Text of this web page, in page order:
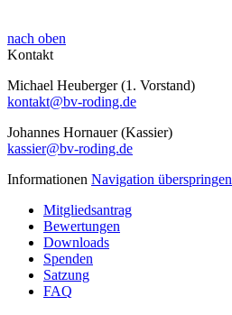
nach oben
Kontakt
Michael Heuberger (1. Vorstand)
kontakt@bv-roding.de
Johannes Hornauer (Kassier)
kassier@bv-roding.de
Informationen Navigation überspringen
Mitgliedsantrag
Bewertungen
Downloads
Spenden
Satzung
FAQ